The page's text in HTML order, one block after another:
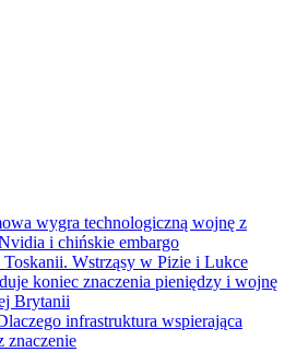
wygra technologiczną wojnę z
i chińskie embargo
Wstrząsy w Pizie i Lukce
koniec znaczenia pieniędzy i wojnę
Brytanii
infrastruktura wspierająca
znaczenie